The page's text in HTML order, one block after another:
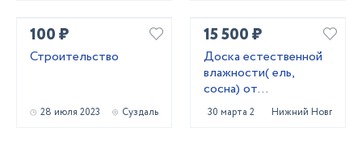
100 ₽
Строительство
28 июля 2023 Суздаль
15 500 ₽
Доска естественной
влажности( ель,
сосна) от
производителя
30 марта 2022 Нижний Новгород